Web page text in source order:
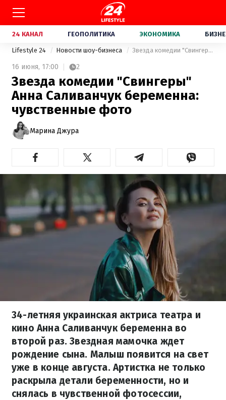
24 КАНАЛ ГЕОПОЛИТИКА ЭКОНОМИКА
Lifestyle 24 Новости шоу-бизнеса Звезда комедии "Свингеры" Анна Саливанчук беременна: чувственные фото
16 июня, 17:00 2
Звезда комедии "Свингеры"
Анна Саливанчук беременна:
чувственные фото
Марина Джура
34-летняя украинская актриса театра и
кино Анна Саливанчук беременна во
второй раз. Звездная мамочка ждет
рождение сына. Малыш появится на свет
уже в конце августа. Артистка не только
раскрыла детали беременности, но и
снялась в чувственной фотосессии,